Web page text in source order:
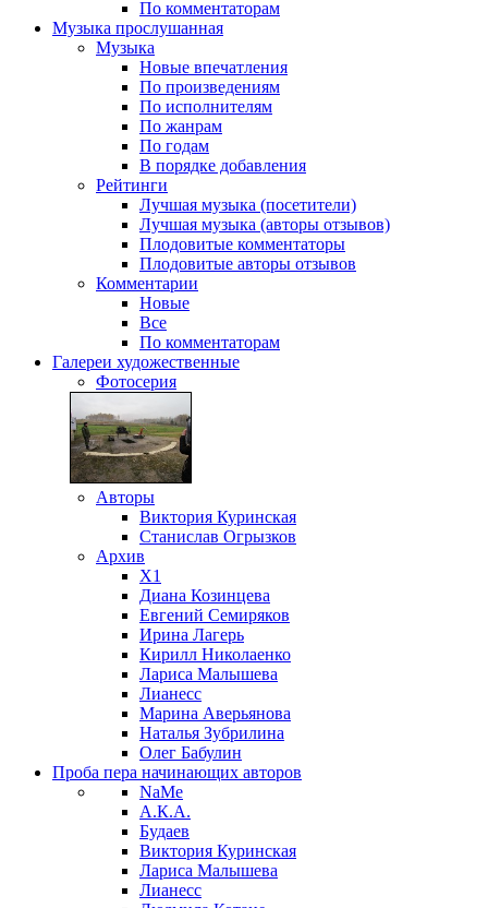
По комментаторам
Музыка прослушанная
Музыка
Новые впечатления
По произведениям
По исполнителям
По жанрам
По годам
В порядке добавления
Рейтинги
Лучшая музыка (посетители)
Лучшая музыка (авторы отзывов)
Плодовитые комментаторы
Плодовитые авторы отзывов
Комментарии
Новые
Все
По комментаторам
Галереи художественные
Фотосерия
Авторы
Виктория Куринская
Станислав Огрызков
Архив
X1
Диана Козинцева
Евгений Семиряков
Ирина Лагерь
Кирилл Николаенко
Лариса Малышева
Лианесс
Марина Аверьянова
Наталья Зубрилина
Олег Бабулин
Проба пера начинающих авторов
NaMe
А.К.А.
Будаев
Виктория Куринская
Лариса Малышева
Лианесс